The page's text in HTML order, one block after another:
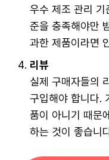
우수 제조 관리 기
준을 충족해야만
과한 제품이라면
리뷰
실제 구매자들의
구입해야 합니다.
품이 아니기 때문
하는 것이 좋습니